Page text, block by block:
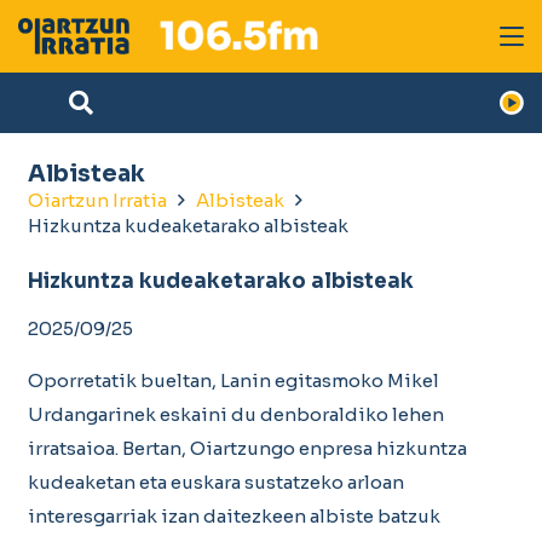
Albisteak
Oiartzun Irratia
Albisteak
Hizkuntza kudeaketarako albisteak
Hizkuntza kudeaketarako albisteak
2025/09/25
Oporretatik bueltan, Lanin egitasmoko Mikel
Urdangarinek eskaini du denboraldiko lehen
irratsaioa. Bertan, Oiartzungo enpresa hizkuntza
kudeaketan eta euskara sustatzeko arloan
interesgarriak izan daitezkeen albiste batzuk